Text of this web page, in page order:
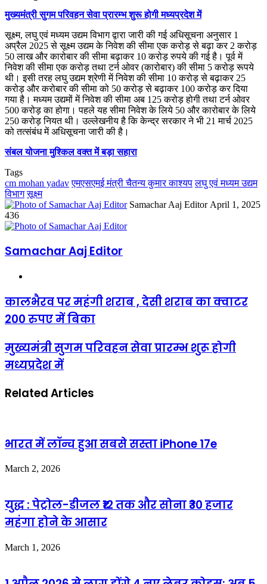
मुख्यमंत्री सुगम परिवहन सेवा प्रारम्भ शुरू होगी मध्यप्रदेश में
सूक्ष्म, लघु एवं मध्यम उद्यम विभाग द्वारा जारी की गई अधिसूचना अनुसार 1
अप्रैल 2025 से सूक्ष्म उद्यम के निवेश की सीमा एक करोड़ से बढ़ा कर 2 करोड़
50 लाख और कारोबार की सीमा बढ़ाकर 10 करोड़ रुपये की गई है। पूर्व में
निवेश की सीमा एक करोड़ तथा टर्न ओवर (कारोबार) की सीमा 5 करोड़ रूपये
थी। इसी तरह लघु उद्यम श्रेणी में निवेश की सीमा 10 करोड़ से बढ़ाकर 25
करोड़ और करोबार की सीमा को 50 करोड़ से बढ़ाकर 100 करोड़ कर दिया
गया है। मध्यम उद्यमों में निवेश की सीमा अब 125 करोड़ होगी तथा टर्न ओवर
500 करोड़ का होगा। पहले यह सीमा निवेश के लिये 50 और कारोबार के लिये
250 करोड़ नियत थी। उल्लेखनीय है कि केन्द्र सरकार ने भी 21 मार्च 2025
को तत्संबंध में अधिसूचना जारी की है।
संबल योजना मुश्किल वक्त में बड़ा सहारा
Tags
cm mohan yadav एमएसएमई मंत्री चैतन्य कुमार काश्यप लघु एवं मध्यम उद्यम
विभाग सूक्ष्म
Samachar Aaj Editor Send
April 1, 2025
436
Samachar Aaj Editor
कालभैरव पर महंगी शराब , देसी शराब का क्वाटर
200 रुपए में बिका
मुख्यमंत्री सुगम परिवहन सेवा प्रारम्भ शुरू होगी
मध्यप्रदेश में
Related Articles
भारत में लॉन्च हुआ सबसे सस्ता iPhone 17e
March 2, 2026
युद्ध : पेट्रोल-डीजल ₹12 तक और सोना ₹30 हजार
महंगा होने के आसार
March 1, 2026